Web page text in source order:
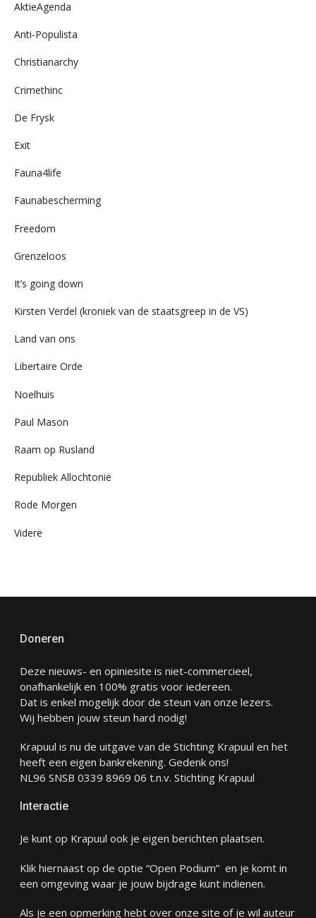
AktieAgenda
Anti-Populista
Christianarchy
Crimethinc
De Frysk
Exit
Fauna4life
Faunabescherming
Freedom
Grenzeloos
It’s going down
Kirsten Verdel (kroniek van de staatsgreep in de VS)
Land van ons
Libertaire Orde
Noelhuis
Paul Mason
Raam op Rusland
Republiek Allochtonië
Rode Morgen
Videre
Doneren
Deze nieuws- en opiniesite is niet-commercieel,
onafhankelijk en 100% gratis voor iedereen.
Dat is enkel mogelijk door de steun van onze lezers.
Wij hebben jouw steun hard nodig!
Krapuul is nu de uitgave van de Stichting Krapuul en het
heeft een eigen bankrekening. Gedenk ons!
NL96 SNSB 0339 8969 06 t.n.v. Stichting Krapuul
Interactie
Je kunt op Krapuul ook je eigen berichten plaatsen.
Klik hiernaast op de optie “Open Podium” en je komt in
een omgeving waar je jouw bijdrage kunt indienen.
Als je een opmerking hebt over onze site of je wil auteur